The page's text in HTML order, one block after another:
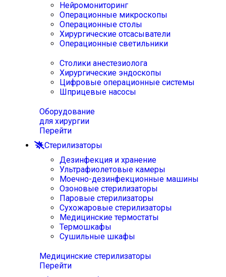
Нейромониторинг
Операционные микроскопы
Операционные столы
Хирургические отсасыватели
Операционные светильники
Столики анестезиолога
Хирургические эндоскопы
Цифровые операционные системы
Шприцевые насосы
Оборудование
для хирургии
Перейти
Стерилизаторы
Дезинфекция и хранение
Ультрафиолетовые камеры
Моечно-дезинфекционные машины
Озоновые стерилизаторы
Паровые стерилизаторы
Сухожаровые стерилизаторы
Медицинские термостаты
Термошкафы
Сушильные шкафы
Медицинские стерилизаторы
Перейти